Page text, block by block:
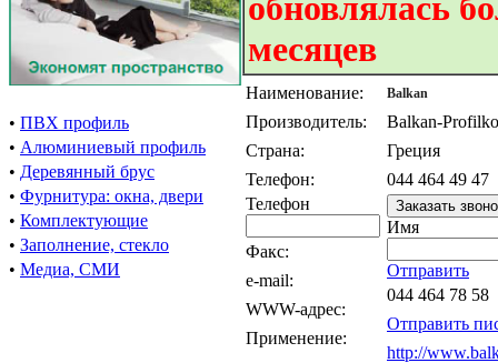
• ПВХ профиль
• Алюминиевый профиль
• Деревянный брус
• Фурнитура: окна, двери
• Комплектующие
• Заполнение, стекло
• Медиа, СМИ
месяцев
Наименование:
Производитель:
Страна:
Телефон:
Телефон
Факс:
e-mail:
WWW-адрес:
Применение:
Balkan
Balkan-Profilko
Греция
044 464 49 47
Имя
Отправить
044 464 78 58
Отправить
http://